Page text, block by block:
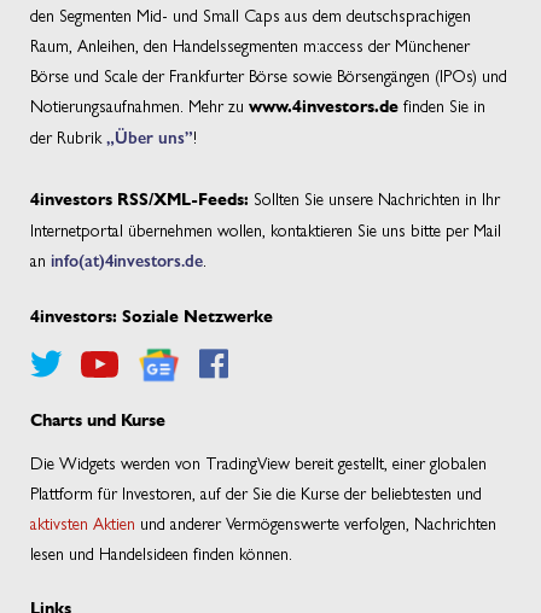
den Segmenten Mid- und Small Caps aus dem deutschsprachigen
Raum, Anleihen, den Handelssegmenten m:access der Münchener
Börse und Scale der Frankfurter Börse sowie Börsengängen (IPOs) und
Notierungsaufnahmen. Mehr zu www.4investors.de finden Sie in
der Rubrik „Über uns”!
4investors RSS/XML-Feeds: Sollten Sie unsere Nachrichten in Ihr
Internetportal übernehmen wollen, kontaktieren Sie uns bitte per Mail
an info(at)4investors.de
4investors: Soziale Netzwerke
Charts und Kurse
Die Widgets werden von TradingView bereit gestellt, einer globalen
Plattform für Investoren, auf der Sie die Kurse der beliebtesten und
aktivsten Aktien und anderer Vermögenswerte verfolgen, Nachrichten
lesen und Handelsideen finden können.
Links